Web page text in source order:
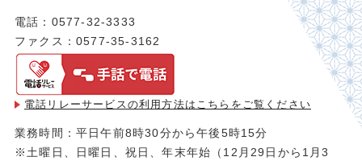
電話：0577-32-3333
ファクス：0577-35-3162
電話リレーサービスの利用方法は こちらをご覧ください
業務時間：平日午前8時30分から午後5時15分
※土曜日、日曜日、祝日、年末年始（12月29日から1月3